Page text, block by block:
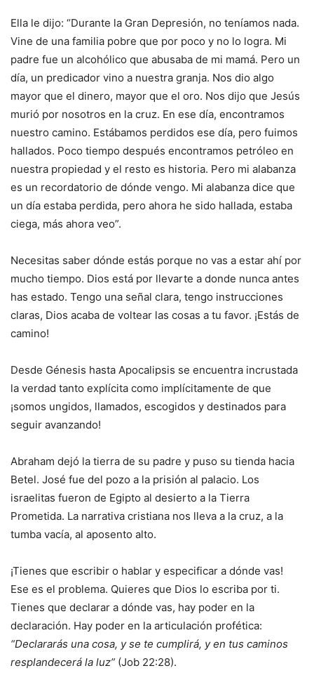
Ella le dijo: “Durante la Gran Depresión, no teníamos nada.
Vine de una familia pobre que por poco y no lo logra. Mi
padre fue un alcohólico que abusaba de mi mamá. Pero un
día, un predicador vino a nuestra granja. Nos dio algo
mayor que el dinero, mayor que el oro. Nos dijo que Jesús
murió por nosotros en la cruz. En ese día, encontramos
nuestro camino. Estábamos perdidos ese día, pero fuimos
hallados. Poco tiempo después encontramos petróleo en
nuestra propiedad y el resto es historia. Pero mi alabanza
es un recordatorio de dónde vengo. Mi alabanza dice que
un día estaba perdida, pero ahora he sido hallada, estaba
ciega, más ahora veo”.
Necesitas saber dónde estás porque no vas a estar ahí por
mucho tiempo. Dios está por llevarte a donde nunca antes
has estado. Tengo una señal clara, tengo instrucciones
claras, Dios acaba de voltear las cosas a tu favor. ¡Estás de
camino!
Desde Génesis hasta Apocalipsis se encuentra incrustada
la verdad tanto explícita como implícitamente de que
¡somos ungidos, llamados, escogidos y destinados para
seguir avanzando!
Abraham dejó la tierra de su padre y puso su tienda hacia
Betel. José fue del pozo a la prisión al palacio. Los
israelitas fueron de Egipto al desierto a la Tierra
Prometida. La narrativa cristiana nos lleva a la cruz, a la
tumba vacía, al aposento alto.
¡Tienes que escribir o hablar y especificar a dónde vas!
Ese es el problema. Quieres que Dios lo escriba por ti.
Tienes que declarar a dónde vas, hay poder en la
declaración. Hay poder en la articulación profética:
“Declararás una cosa, y se te cumplirá, y en tus caminos
resplandecerá la luz” (Job 22:28).